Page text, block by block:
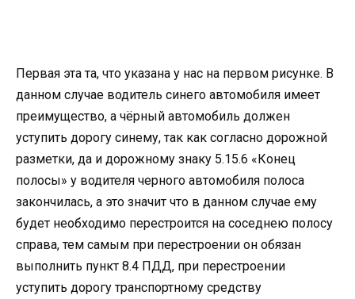
Первая эта та, что указана у нас на первом рисунке. В
данном случае водитель синего автомобиля имеет
преимущество, а чёрный автомобиль должен
уступить дорогу синему, так как согласно дорожной
разметки, да и дорожному знаку 5.15.6 «Конец
полосы» у водителя черного автомобиля полоса
закончилась, а это значит что в данном случае ему
будет необходимо перестроится на соседнею полосу
справа, тем самым при перестроении он обязан
выполнить пункт 8.4 ПДД, при перестроении
уступить дорогу транспортному средству